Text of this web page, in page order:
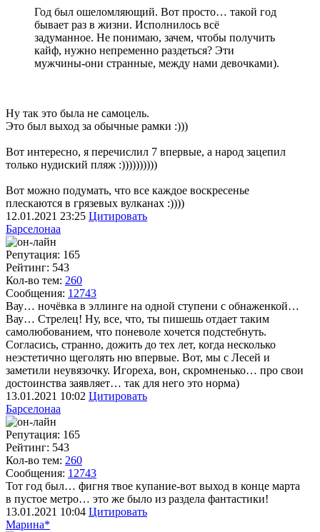
Год был ошеломляющий. Вот просто… такой год
бывает раз в жизни. Исполнилось всё
задуманное. Не понимаю, зачем, чтобы получить
кайф, нужно непременно раздеться? Эти
мужчины-они странные, между нами девочками).
Ну так это была не самоцель.
Это был выход за обычные рамки :)))
Вот интересно, я перечислил 7 впервые, а народ зацепил
только нудиский пляж :))))))))))
Вот можно подумать, что все каждое воскресенье
плескаются в грязевых вулканах :))))
12.01.2021 23:25 Цитировать
Барселонаа
Репутация: 165
Рейтинг: 543
Кол-во тем: 260
Сообщения: 12743
Вау… ночёвка в эллинге на одной ступени с обнаженкой…
Вау… Стрелец! Ну, все, что, ты пишешь отдает таким
самолюбованием, что поневоле хочется подстебнуть.
Согласись, странно, дожить до тех лет, когда несколько
неэстетично щеголять ню впервые. Вот, мы с Лесей и
заметили неувязочку. Игореха, вон, скромненько… про свои
достоинства заявляет… так для него это норма)
13.01.2021 10:02 Цитировать
Барселонаа
Репутация: 165
Рейтинг: 543
Кол-во тем: 260
Сообщения: 12743
Тот год был… фигня твое купание-вот выход в конце марта
в пустое метро… это же было из раздела фантастики!
13.01.2021 10:04 Цитировать
Марина*